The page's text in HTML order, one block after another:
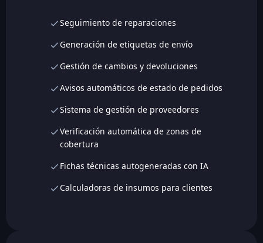
Seguimiento de reparaciones
Generación de etiquetas de envío
Gestión de cambios y devoluciones
Avisos automáticos de estado de pedidos
Sistema de gestión de proveedores
Verificación automática de zonas de
cobertura
Fichas técnicas autogeneradas con IA
Calculadoras de insumos para clientes